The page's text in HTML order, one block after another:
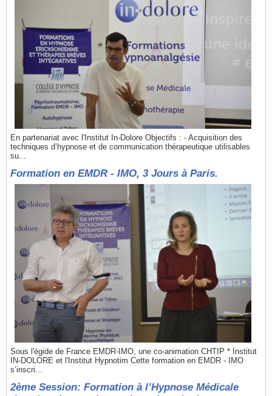
En partenariat avec l'Institut In-Dolore Objectifs : - Acquisition des
techniques d’hypnose et de communication thérapeutique utilisables
su...
Formation en EMDR - IMO, 3 Jours à Paris.
Sous l'égide de France EMDR-IMO, une co-animation CHTIP * Institut
IN-DOLORE et l'Institut Hypnotim Cette formation en EMDR - IMO
s’inscri...
2ème Session: Formation à l’Hypnose Médicale